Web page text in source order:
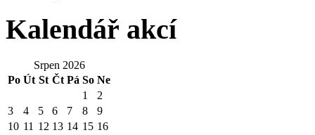
Kalendář akcí
Srpen 2026
Po Út St Čt Pá So Ne
1
2
3
4 5 6 7 8
9
10 11 12 13 14 15 16